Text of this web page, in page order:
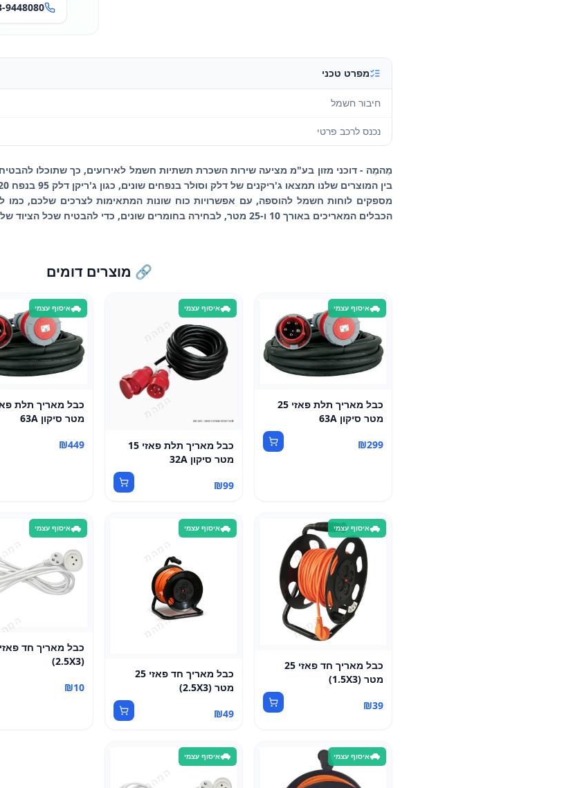
9448080
מפרט טכני
חיבור חשמל
נכנס לרכב פרטי
מֵהמֵה - דוכני מזון בע"מ מציעה שירות השכרת תשתיות חשמל לאירועים, כך שתוכלו
הכבלים המאריכים באורך 10 ו-25 מטר, לבחירה בחומרים שונים, כדי להבטיח שכל הציוד שלכם יהיה מחובר ובטוח.
🔗 מוצרים דומים
איסוף עצמי
כבל מאריך תלת פאזי 25
מטר סיקון 63A
₪299
איסוף עצמי
כבל מאריך תלת פאזי 15
מטר סיקון 32A
₪99
איסוף עצמי
מטר סיקון 63A
₪449
איסוף עצמי
כבל מאריך חד פאזי 25
מטר (1.5X3)
₪39
איסוף עצמי
כבל מאריך חד פאזי 25
מטר (2.5X3)
₪49
איסוף עצמי
(2.5X3)
₪10
איסוף עצמי איסוף עצמי